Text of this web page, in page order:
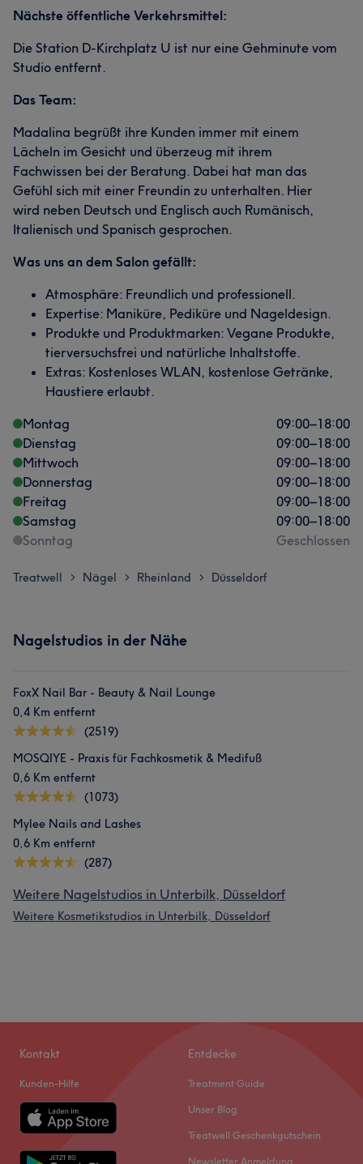
Nächste öffentliche Verkehrsmittel:
Die Station D-Kirchplatz U ist nur eine Gehminute vom
Studio entfernt.
Das Team:
Madalina begrüßt ihre Kunden immer mit einem
Lächeln im Gesicht und überzeug mit ihrem
Fachwissen bei der Beratung. Dabei hat man das
Gefühl sich mit einer Freundin zu unterhalten. Hier
wird neben Deutsch und Englisch auch Rumänisch,
Italienisch und Spanisch gesprochen.
Was uns an dem Salon gefällt:
Atmosphäre: Freundlich und professionell.
Expertise: Maniküre, Pediküre und Nageldesign.
Produkte und Produktmarken: Vegane Produkte,
tierversuchsfrei und natürliche Inhaltstoffe.
Extras: Kostenloses WLAN, kostenlose Getränke,
Haustiere erlaubt.
Montag
09:00–18:00
Dienstag
09:00–18:00
Mittwoch
09:00–18:00
Donnerstag
09:00–18:00
Freitag
09:00–18:00
Samstag
09:00–18:00
Sonntag
Geschlossen
Treatwell > Nägel > Rheinland > Düsseldorf
Nagelstudios in der Nähe
FoxX Nail Bar - Beauty & Nail Lounge
0,4 Km entfernt
(2519)
MOSQIYE - Praxis für Fachkosmetik & Medifuß
0,6 Km entfernt
(1073)
Mylee Nails and Lashes
0,6 Km entfernt
(287)
Weitere Nagelstudios in Unterbilk, Düsseldorf
Weitere Kosmetikstudios in Unterbilk, Düsseldorf
Kontakt
Kunden-Hilfe
Entdecke
Treatment Guide
Unser Blog
Treatwell Geschenkgutschein
Newsletter Anmeldung